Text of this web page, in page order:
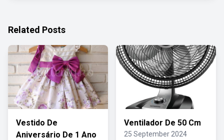
Related Posts
Vestido De
Aniversário De 1 Ano
Ventilador De 50 Cm
25 September 2024